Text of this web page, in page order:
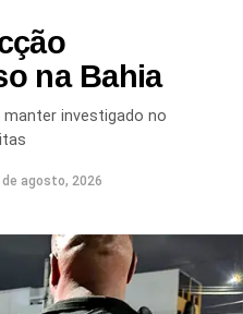
e ferida no
de violência
de 49 anos e
aconteceu na localidade
os envolvidos. A
na capital baiana
atenção para os riscos
na Bahia
manter investigado no
de agosto, 2026